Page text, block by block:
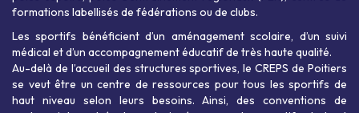
formations labellisés de fédérations ou de clubs.
Les sportifs bénéficient d’un aménagement scolaire, d’un suivi
médical et d’un accompagnement éducatif de très haute qualité.
Au-delà de l’accueil des structures sportives, le CREPS de Poitiers
se veut être un centre de ressources pour tous les sportifs de
haut niveau selon leurs besoins. Ainsi, des conventions de